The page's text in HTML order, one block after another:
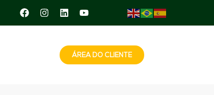
ÁREA DO CLIENTE